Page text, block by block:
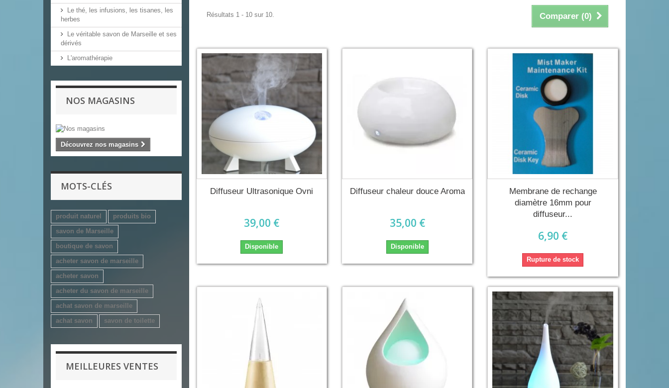
Le thé, les infusions, les tisanes, les
herbes
Le véritable savon de Marseille et ses
dérivés
L'aromathérapie
NOS MAGASINS
Découvrez nos magasins
MOTS-CLÉS
produit naturel
produits bio
savon de Marseille
boutique de savon
acheter savon de marseille
acheter savon
acheter du savon de marseille
achat savon de marseille
achat savon
savon de toilette
MEILLEURES VENTES
Comparer (0)
Résultats 1 - 10 sur 10.
Diffuseur Ultrasonique Ovni
39,00 €
Disponible
Diffuseur chaleur douce Aroma
35,00 €
Disponible
Membrane de rechange
diamètre 16mm pour
diffuseur...
6,90 €
Rupture de stock